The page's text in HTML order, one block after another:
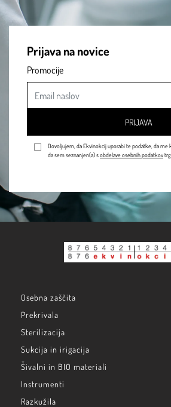
Prijava na novice
Promocije
PRIJAVA
Dovoljujem, da Ekvinokcij uporabi te podatke, da
da sem seznanjen(a) sobdelave osebnih podatkov
Osebna zaščita
Prekrivala
Sterilizacija
Sukcija in irigacija
Šivalni in BIO materiali
Instrumenti
Razkužila